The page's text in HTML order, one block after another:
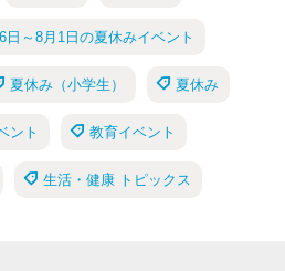
日～8月1日の夏休みイベント
夏休み（小学生） 夏休み
ント 教育イベント
生活・健康 トピックス